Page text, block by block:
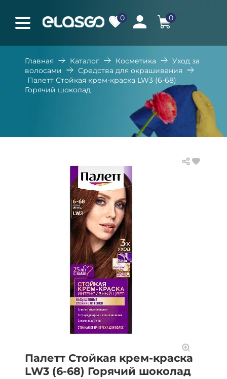
0 0
Главная Каталог Косметика
Уход за
волосами
Средства для окрашивания
Палетт Стойкая крем-краска LW3 (6-68)
Горячий шоколад
Палетт Стойкая крем-краска
LW3 (6-68) Горячий шоколад